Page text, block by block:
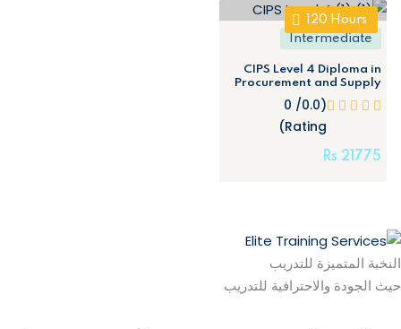
120 Hours
Intermediate
CIPS Level 4 Diploma in
Procurement and Supply
(0.0/ 0
Rating)
21775
Rs
النخبة المتميزة للتدريب
حيث الجودة والاحترافية للتدريب